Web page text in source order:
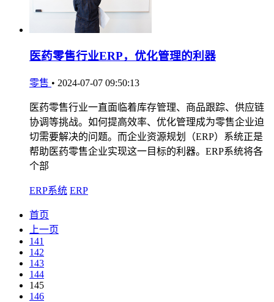
医药零售行业ERP，优化管理的利器
零售 • 2024-07-07 09:50:13
医药零售行业一直面临着库存管理、商品跟踪、供应链
协调等挑战。如何提高效率、优化管理成为零售企业迫
切需要解决的问题。而企业资源规划（ERP）系统正是
帮助医药零售企业实现这一目标的利器。ERP系统将各
个部
ERP系统 ERP
首页
上一页
141
142
143
144
145
146